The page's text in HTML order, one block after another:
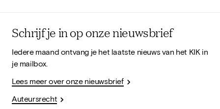
Schrijf je in op onze nieuwsbrief
Iedere maand ontvang je het laatste nieuws van het KIK in
je mailbox.
Lees meer over onze nieuwsbrief
Auteursrecht